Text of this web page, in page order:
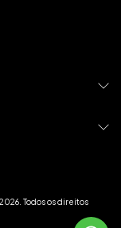
Todos os direitos